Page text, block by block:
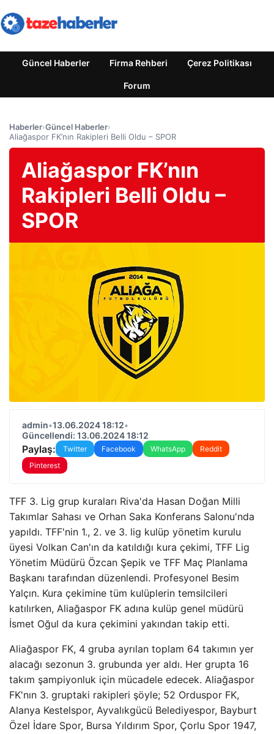
Güncel Haberler Firma Rehberi Çerez Politikası
Forum
Haberler›Güncel Haberler›
Aliağaspor FK’nın Rakipleri Belli Oldu – SPOR
Aliağaspor FK’nın
Rakipleri Belli Oldu –
SPOR
admin•13.06.2024 18:12•
Güncellendi: 13.06.2024 18:12
Paylaş: Twitter Facebook WhatsApp
Reddit
Pinterest
TFF 3. Lig grup kuraları Riva'da Hasan Doğan Milli
Takımlar Sahası ve Orhan Saka Konferans Salonu'nda
yapıldı. TFF'nin 1., 2. ve 3. lig kulüp yönetim kurulu
üyesi Volkan Can'ın da katıldığı kura çekimi, TFF Lig
Yönetim Müdürü Özcan Şepik ve TFF Maç Planlama
Başkanı tarafından düzenlendi. Profesyonel Besim
Yalçın. Kura çekimine tüm kulüplerin temsilcileri
katılırken, Aliağaspor FK adına kulüp genel müdürü
İsmet Oğul da kura çekimini yakından takip etti.
Aliağaspor FK, 4 gruba ayrılan toplam 64 takımın yer
alacağı sezonun 3. grubunda yer aldı. Her grupta 16
takım şampiyonluk için mücadele edecek. Aliağaspor
FK'nın 3. gruptaki rakipleri şöyle; 52 Orduspor FK,
Alanya Kestelspor, Ayvalıkgücü Belediyespor, Bayburt
Özel İdare Spor, Bursa Yıldırım Spor, Çorlu Spor 1947,